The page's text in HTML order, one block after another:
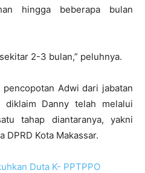
hingga beberapa bulan
2-3 bulan,” peluhnya.
Adwi dari jabatan
diklaim Danny telah melalui
tahap diantaranya, yakni
Kota Makassar.
Duta K- PPTPPO